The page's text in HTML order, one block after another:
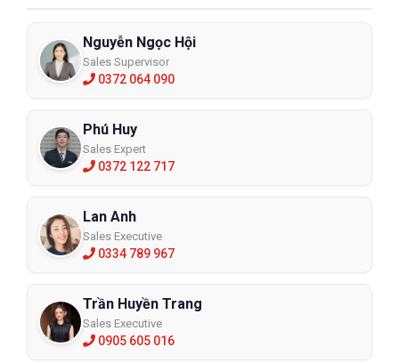
Nguyễn Ngọc Hội
Sales Supervisor
0372 064 090
Phú Huy
Sales Expert
0372 122 717
Lan Anh
Sales Executive
0334 789 967
Trần Huyền Trang
Sales Executive
0905 605 016